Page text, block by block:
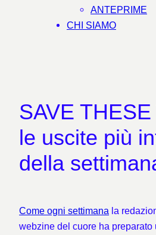
ANTEPRIME
CHI SIAMO
SAVE
le uscite più
della
Come ogni settimana la
webzine del cuore ha